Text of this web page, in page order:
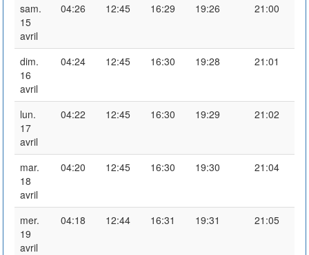
sam.
15
avril
04:26 12:45 16:29 19:26 21:00
dim.
16
avril
04:24 12:45 16:30 19:28 21:01
lun.
17
avril
04:22 12:45 16:30 19:29 21:02
mar.
18
avril
04:20 12:45 16:30 19:30 21:04
mer.
19
avril
04:18 12:44 16:31 19:31 21:05